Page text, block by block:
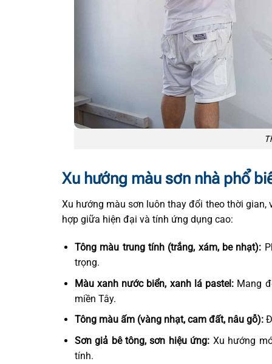
Xu hướng màu sơn nhà phổ
Xu hướng màu sơn luôn thay đổi theo thời
hợp giữa hiện đại và tính ứng dụng cao:
Tông màu trung tính (trắng, xám, be nhạt):
trọng.
Màu xanh nước biển, xanh lá pastel: Mang
miền Tây.
Tông màu ấm (vàng nhạt, cam đất, nâu gỗ):
Sơn giả bê tông, sơn hiệu ứng: Xu hướng
tính.